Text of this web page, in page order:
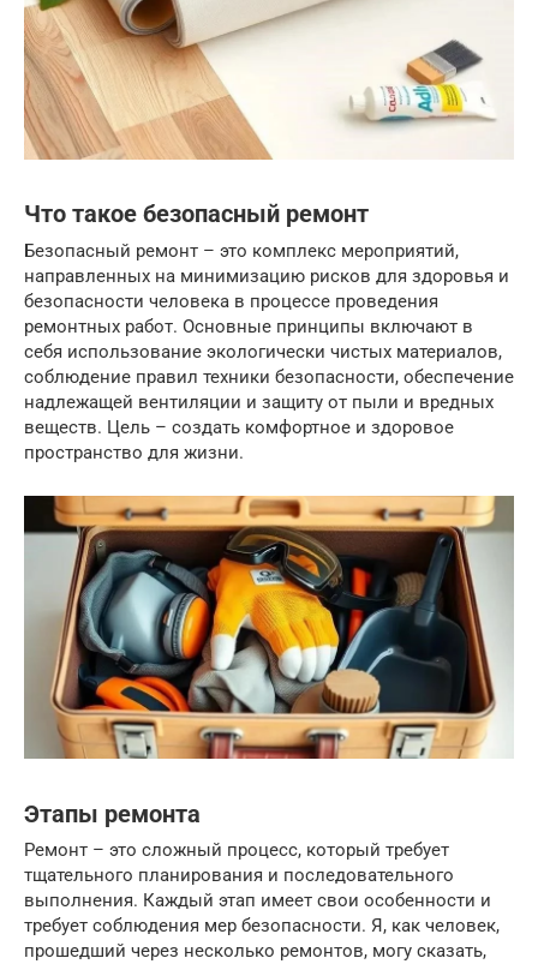
Что такое безопасный ремонт
Безопасный ремонт – это комплекс мероприятий,
направленных на минимизацию рисков для здоровья и
безопасности человека в процессе проведения
ремонтных работ. Основные принципы включают в
себя использование экологически чистых материалов,
соблюдение правил техники безопасности, обеспечение
надлежащей вентиляции и защиту от пыли и вредных
веществ. Цель – создать комфортное и здоровое
пространство для жизни.
Этапы ремонта
Ремонт – это сложный процесс, который требует
тщательного планирования и последовательного
выполнения. Каждый этап имеет свои особенности и
требует соблюдения мер безопасности. Я, как человек,
прошедший через несколько ремонтов, могу сказать,